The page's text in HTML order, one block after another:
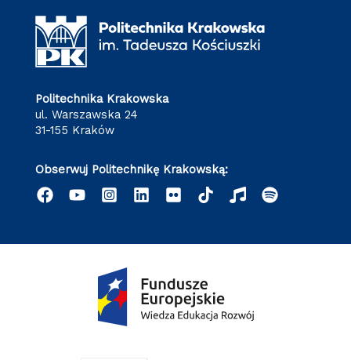
Politechnika Krakowska
ul. Warszawska 24
31-155 Kraków
Obserwuj Politechnikę Krakowską: